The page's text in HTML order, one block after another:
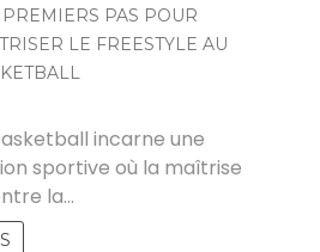
PREMIERS PAS POUR
LE FREESTYLE AU
incarne une
sportive où la maîtrise
la…